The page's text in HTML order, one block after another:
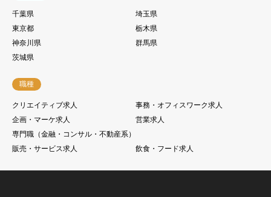
千葉県
埼玉県
東京都
栃木県
神奈川県
群馬県
茨城県
職種
クリエイティブ求人
事務・オフィスワーク求人
企画・マーケ求人
営業求人
専門職（金融・コンサル・不動産系）
販売・サービス求人
飲食・フード求人